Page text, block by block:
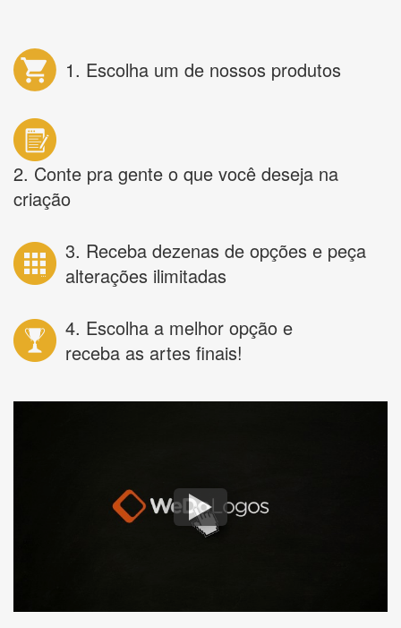
1. Escolha um de nossos produtos
2. Conte pra gente o que você deseja na
criação
3. Receba dezenas de opções e peça
alterações ilimitadas
4. Escolha a melhor opção e
receba as artes finais!